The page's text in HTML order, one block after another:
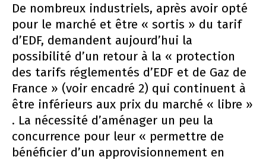
De nombreux industriels, après avoir opté
pour le marché et être « sortis » du tarif
d’EDF, demandent aujourd’hui la
possibilité d’un retour à la « protection
des tarifs réglementés d’EDF et de Gaz de
France » (voir encadré 2) qui continuent à
être inférieurs aux prix du marché « libre »
. La nécessité d’aménager un peu la
concurrence pour leur « permettre de
bénéficier d’un approvisionnement en